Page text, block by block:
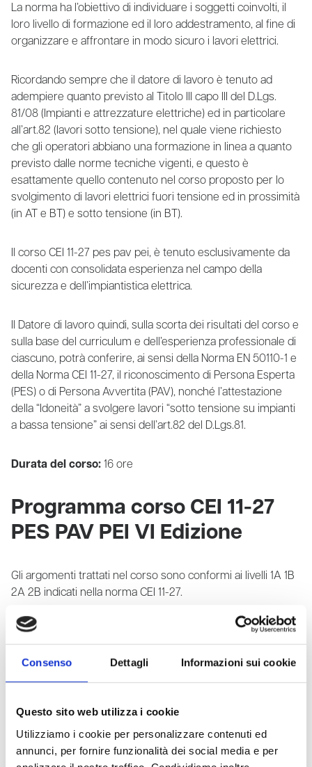
Consenso Dettagli Informazioni sui cookie
Questo sito web utilizza i cookie
Utilizziamo i cookie per personalizzare contenuti ed
annunci, per fornire funzionalità dei social media e per
La norma ha l’obiettivo di individuare i soggetti coinvolti, il
loro livello di formazione ed il loro addestramento, al fine di
organizzare e affrontare in modo sicuro i lavori elettrici.
Ricordando sempre che il datore di lavoro è tenuto ad
adempiere quanto previsto al Titolo III capo III del D.Lgs.
81/08 (Impianti e attrezzature elettriche) ed in particolare
all’art.82 (lavori sotto tensione), nel quale viene richiesto
che gli operatori abbiano una formazione in linea a quanto
previsto dalle norme tecniche vigenti, e questo è
esattamente quello contenuto nel corso proposto per lo
svolgimento di lavori elettrici fuori tensione ed in prossimità
(in AT e BT) e sotto tensione (in BT).
Il corso CEI 11-27 pes pav pei, è tenuto esclusivamente da
docenti con consolidata esperienza nel campo della
sicurezza e dell’impiantistica elettrica.
Il Datore di lavoro quindi, sulla scorta dei risultati del corso e
sulla base del curriculum e dell’esperienza professionale di
ciascuno, potrà conferire, ai sensi della Norma EN 50110-1 e
della Norma CEI 11-27, il riconoscimento di Persona Esperta
(PES) o di Persona Avvertita (PAV), nonché l’attestazione
della “Idoneità” a svolgere lavori “sotto tensione su impianti
a bassa tensione” ai sensi dell’art.82 del D.Lgs.81.
Durata del corso: 16 ore
Programma corso CEI 11-27
PES PAV PEI VI Edizione
Gli argomenti trattati nel corso sono conformi ai livelli 1A 1B
2A 2B indicati nella norma CEI 11-27.
Prima unità
Legislazione sulla sicurezza dei lavori elettrici
(aspetti particolari della legislazione di riferimento). La
valutazione del rischio negli ambienti di lavoro: i piani di
sicurezza e le misure di prevenzione e protezione. Le
lavori elettrici e, in particolare, ai lavori “sotto tensione in b.t.”
Seconda unitàShock elettrico ed arco elettrico: effetti